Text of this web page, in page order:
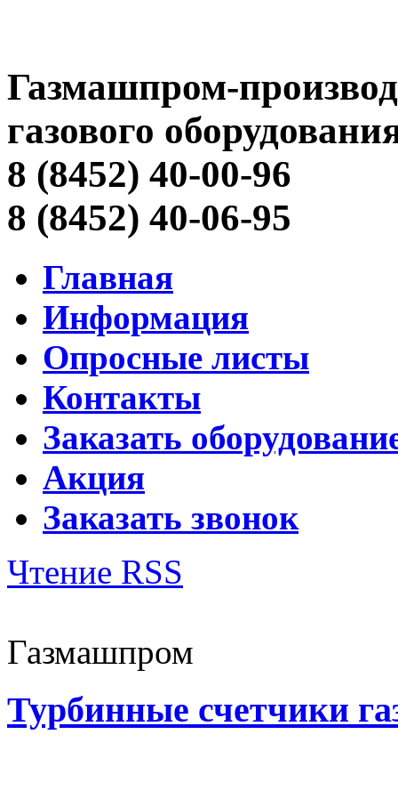
Газмашпром-
газового
8 (8452) 40-00-96
8 (8452) 40-06-95
Главная
Информация
Опросные листы
Контакты
Заказать
Акция
Заказать звонок
Чтение RSS
Газмашпром
Турбинные счетчики